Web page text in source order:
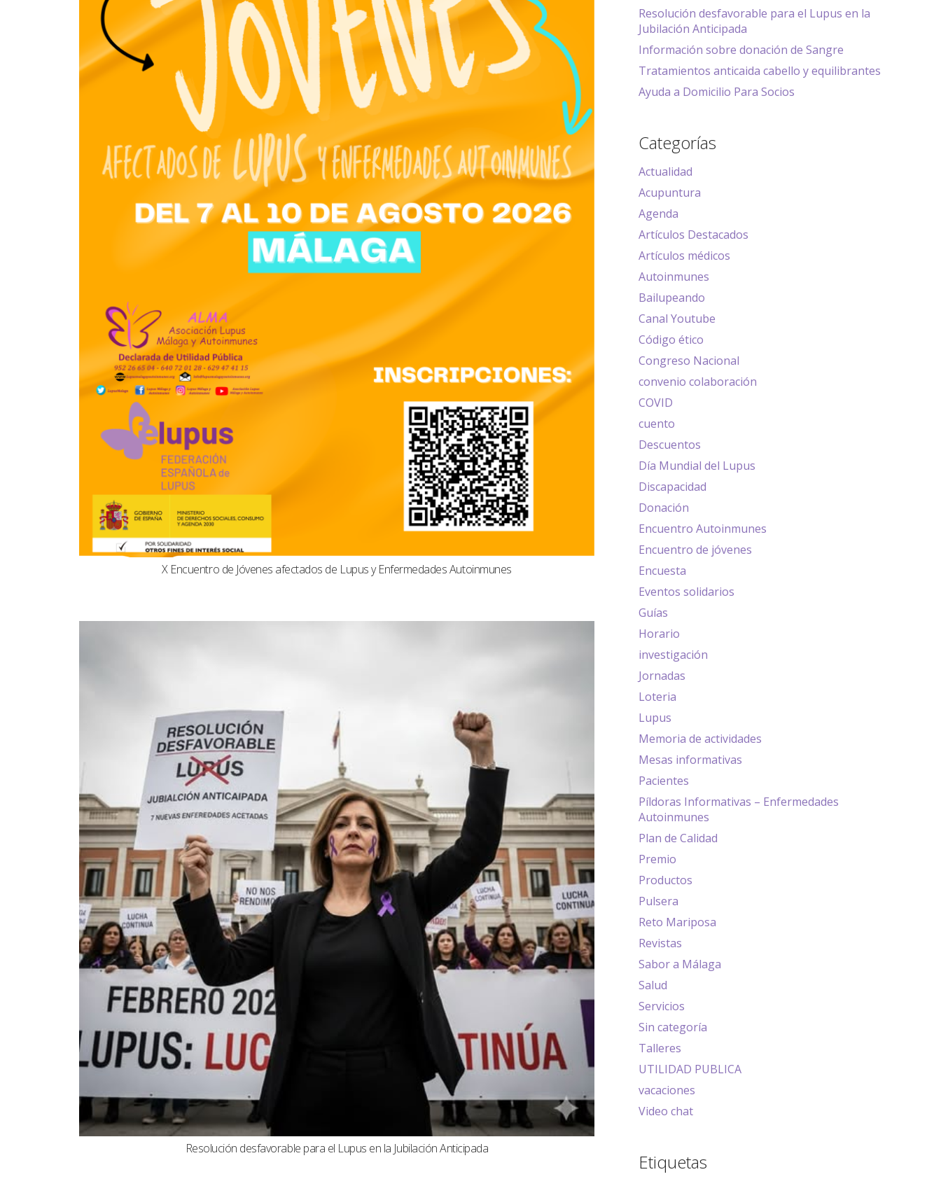
X Encuentro de Jóvenes afectados de Lupus y Enfermedades Autoinmunes
Resolución desfavorable para el Lupus en la Jubilación Anticipada
Resolución desfavorable para el Lupus en la
Jubilación Anticipada
Información sobre donación de Sangre
Tratamientos anticaida cabello y equilibrantes
Ayuda a Domicilio Para Socios
Categorías
Actualidad
Acupuntura
Agenda
Artículos Destacados
Artículos médicos
Autoinmunes
Bailupeando
Canal Youtube
Código ético
Congreso Nacional
convenio colaboración
COVID
cuento
Descuentos
Día Mundial del Lupus
Discapacidad
Donación
Encuentro Autoinmunes
Encuentro de jóvenes
Encuesta
Eventos solidarios
Guías
Horario
investigación
Jornadas
Loteria
Lupus
Memoria de actividades
Mesas informativas
Pacientes
Píldoras Informativas – Enfermedades
Autoinmunes
Plan de Calidad
Premio
Productos
Pulsera
Reto Mariposa
Revistas
Sabor a Málaga
Salud
Servicios
Sin categoría
Talleres
UTILIDAD PUBLICA
vacaciones
Video chat
Etiquetas